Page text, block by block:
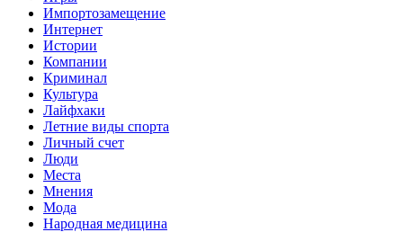
Импортозамещение
Интернет
Истории
Компании
Криминал
Культура
Лайфхаки
Летние виды спорта
Личный счет
Люди
Места
Мнения
Мода
Народная медицина